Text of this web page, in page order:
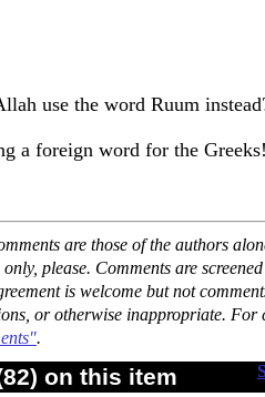
use the word Ruum
a foreign word for the Greeks!
are those of the authors
please. Comments are
is welcome but not
or otherwise inappropriate. For
.
on this item